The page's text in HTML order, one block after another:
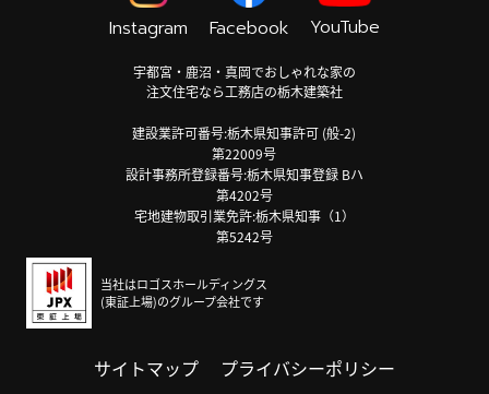
Instagram Facebook YouTube
宇都宮・鹿沼・真岡でおしゃれな家の
注文住宅なら工務店の栃木建築社
建設業許可番号:栃木県知事許可 (般-2)
第22009号
設計事務所登録番号:栃木県知事登録 Bハ
第4202号
宅地建物取引業免許:栃木県知事（1）
第5242号
当社はロゴスホールディングス
(東証上場)のグループ会社です
サイトマップ プライバシーポリシー